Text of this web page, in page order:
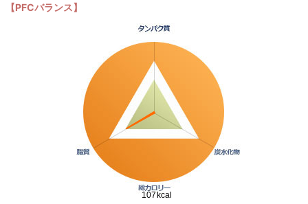
【PFCバランス】